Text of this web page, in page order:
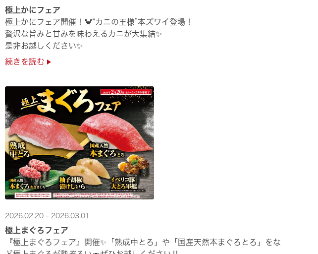
極上かにフェア
極上かにフェア開催！🦀“カニの王様”本ズワイ登場！
贅沢な旨みと甘みを味わえるカニが大集結✨
是非お越しください✨
続きを読む
2026.02.20 - 2026.03.01
極上まぐろフェア
『極上まぐろフェア』開催✨「熟成中とろ」や「国産天然本まぐろとろ」をな